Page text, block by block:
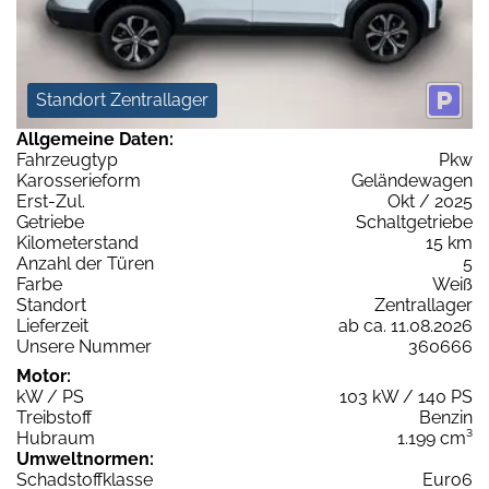
Standort Zentrallager
Allgemeine Daten:
Fahrzeugtyp
Pkw
Karosserieform
Geländewagen
Erst-Zul.
Okt / 2025
Getriebe
Schaltgetriebe
Kilometerstand
15 km
Anzahl der Türen
5
Farbe
Weiß
Standort
Zentrallager
Lieferzeit
ab ca. 11.08.2026
Unsere Nummer
360666
Motor:
kW / PS
103 kW / 140 PS
Treibstoff
Benzin
Hubraum
1.199 cm³
Umweltnormen:
Schadstoffklasse
Euro6